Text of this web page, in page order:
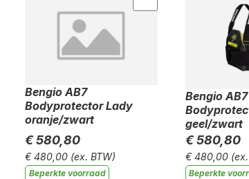
Bengio AB7
Bodyprotector Lady
oranje/zwart
€ 580,80
€ 480,00 (ex. BTW)
Beperkte voorraad
Bengio AB7
geel/zwart
€ 580,80
€ 480,00
Beperkte